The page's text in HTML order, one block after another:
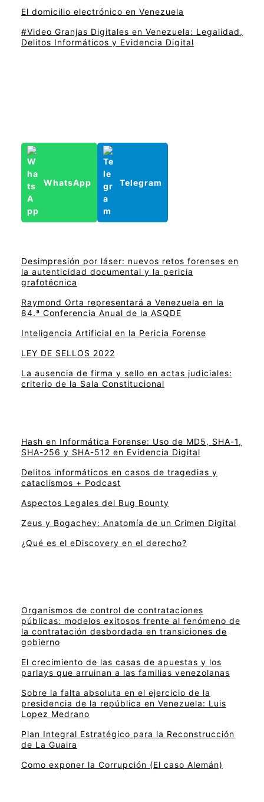
El domicilio electrónico en Venezuela
#Video Granjas Digitales en Venezuela: Legalidad,
Delitos Informáticos y Evidencia Digital
WhatsApp Telegram
Desimpresión por láser: nuevos retos forenses en
la autenticidad documental y la pericia
grafotécnica
Raymond Orta representará a Venezuela en la
84.ª Conferencia Anual de la ASQDE
Inteligencia Artificial en la Pericia Forense
LEY DE SELLOS 2022
La ausencia de firma y sello en actas judiciales:
criterio de la Sala Constitucional
Hash en Informática Forense: Uso de MD5, SHA-1,
SHA-256 y SHA-512 en Evidencia Digital
Delitos informáticos en casos de tragedias y
cataclismos + Podcast
Aspectos Legales del Bug Bounty
Zeus y Bogachev: Anatomía de un Crimen Digital
¿Qué es el eDiscovery en el derecho?
Organismos de control de contrataciones
públicas: modelos exitosos frente al fenómeno de
la contratación desbordada en transiciones de
gobierno
El crecimiento de las casas de apuestas y los
parlays que arruinan a las familias venezolanas
Sobre la falta absoluta en el ejercicio de la
presidencia de la república en Venezuela: Luis
Lopez Medrano
Plan Integral Estratégico para la Reconstrucción
de La Guaira
Como exponer la Corrupción (El caso Alemán)